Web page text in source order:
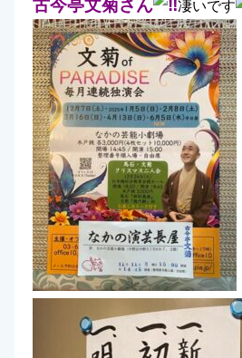
古今亭文菊さん 凄いです